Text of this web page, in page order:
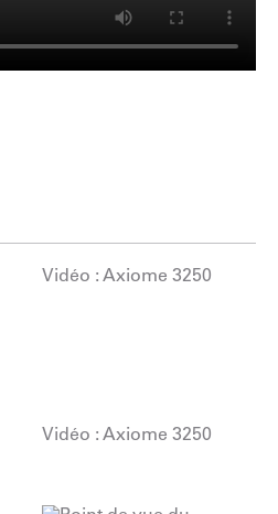
Vidéo : Axiome 3250